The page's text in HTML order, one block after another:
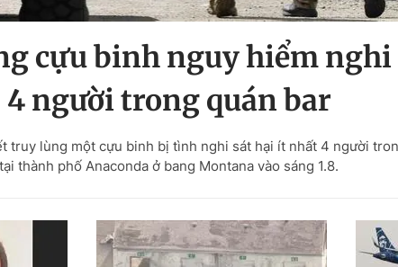
cựu binh nguy hiểm nghi
4 người trong quán bar
truy lùng một cựu binh bị tình nghi sát hại ít nhất 4 người
tại thành phố Anaconda ở bang Montana vào sáng 1.8.